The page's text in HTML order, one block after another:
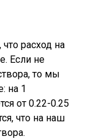
расход на
Если не
то мы
на 1
от 0.22-0.25
что на наш